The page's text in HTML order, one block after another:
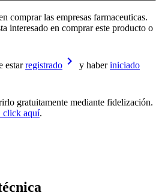
comprar las empresas farmaceuticas.
interesado en comprar este producto o
estarregistrado keyboard_arrow_right y haberiniciado
gratuitamente mediante fidelización.
click aquí.